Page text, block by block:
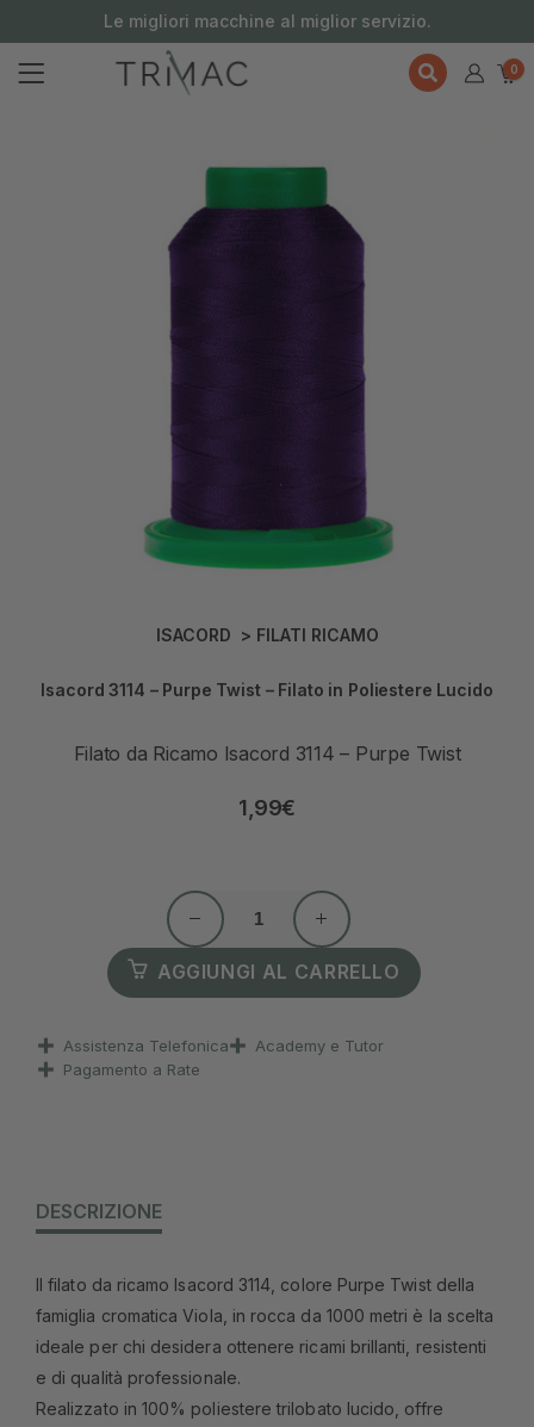
Le migliori macchine al miglior servizio.
0
ISACORD > FILATI RICAMO
Isacord 3114 – Purpe Twist – Filato in Poliestere Lucido
Filato da Ricamo Isacord 3114 – Purpe Twist
1,99€
AGGIUNGI AL CARRELLO
Assistenza Telefonica
Academy e Tutor
Pagamento a Rate
DESCRIZIONE
Il filato da ricamo Isacord 3114, colore Purpe Twist della
famiglia cromatica Viola, in rocca da 1000 metri è la scelta
ideale per chi desidera ottenere ricami brillanti, resistenti
e di qualità professionale.
Realizzato in 100% poliestere trilobato lucido, offre